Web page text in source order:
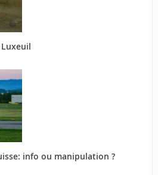
info ou manipulation ?